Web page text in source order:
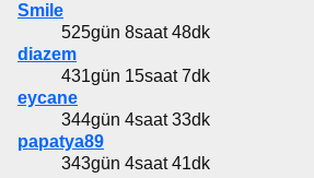
Smile
525gün 8saat 48dk
diazem
431gün 15saat 7dk
eycane
344gün 4saat 33dk
papatya89
343gün 4saat 41dk